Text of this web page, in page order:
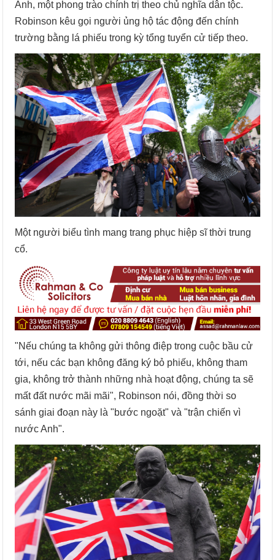
Anh, một phong trào chính trị theo chủ nghĩa dân tộc.
Robinson kêu gọi người ủng hộ tác động đến chính
trường bằng lá phiếu trong kỳ tổng tuyển cử tiếp theo.
Một người biểu tình mang trang phục hiệp sĩ thời trung
cổ.
"Nếu chúng ta không gửi thông điệp trong cuộc bầu cử
tới, nếu các bạn không đăng ký bỏ phiếu, không tham
gia, không trở thành những nhà hoạt động, chúng ta sẽ
mất đất nước mãi mãi", Robinson nói, đồng thời so
sánh giai đoạn này là "bước ngoặt" và "trận chiến vì
nước Anh".